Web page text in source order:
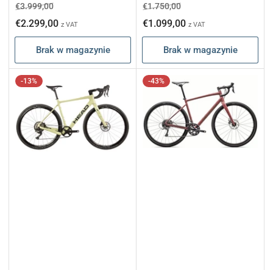
Cena
regularna
€3.999,00Cena
promocyjna
€2.299,00 z VAT
Brak w magazynie
Cena
regularna
€1.750,00Cena
promocyjna
€1.099,00 z VAT
Brak w magazynie
-13% -43%